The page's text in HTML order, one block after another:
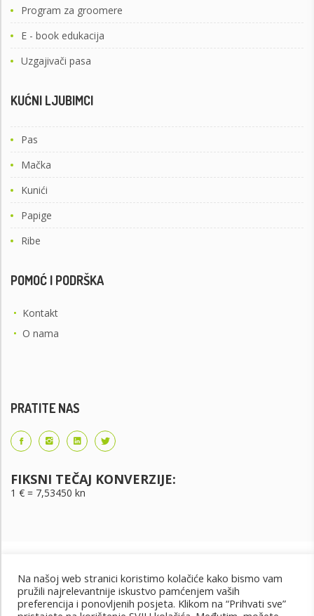
Program za groomere
E - book edukacija
Uzgajivači pasa
KUĆNI LJUBIMCI
Pas
Mačka
Kunići
Papige
Ribe
POMOĆ I PODRŠKA
• Kontakt
• O nama
PRATITE NAS
FIKSNI TEČAJ KONVERZIJE:
1 € = 7,53450 kn
Na našoj web stranici koristimo kolačiće kako bismo vam
pružili najrelevantnije iskustvo pamćenjem vaših
preferencija i ponovljenih posjeta. Klikom na “Prihvati sve”